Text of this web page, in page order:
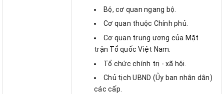
Bộ, cơ quan ngang bộ.
Cơ quan thuộc Chính phủ.
Cơ quan trung ương của Mặt
trận Tổ quốc Việt Nam.
Tổ chức chính trị - xã hội.
Chủ tịch UBND (Ủy ban nhân dân)
các cấp.